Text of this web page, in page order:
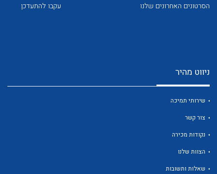
לכל מוצרי היצרן
לכל מוצרי היצרן
הסרטונים האחרונים שלנו עקבו להתעדכן
ניווט מהיר
שירותי תמיכה
צור קשר
נקודות מכירה
הצוות שלנו
שאלות ותשובות